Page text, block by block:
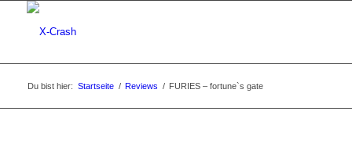
Du bist hier: Startseite / Reviews / FURIES – fortune`s gate